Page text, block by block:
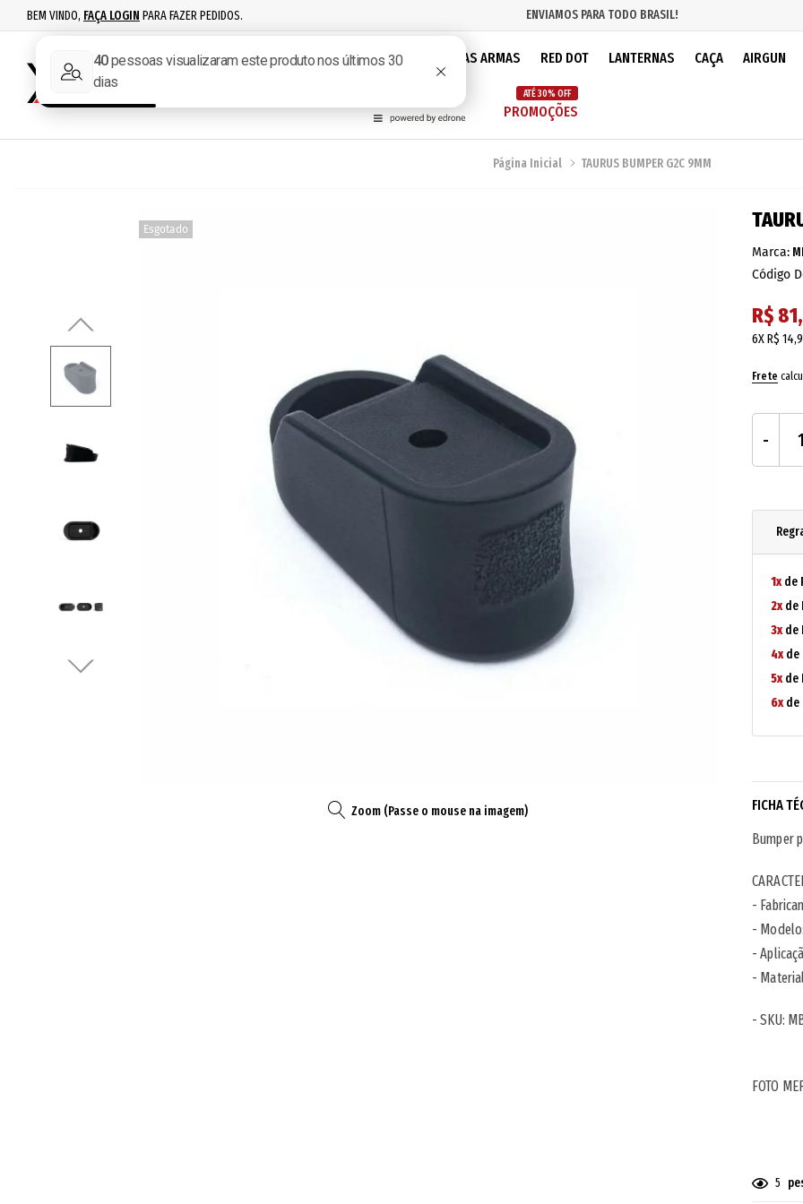
BEM VINDO, FAÇA LOGIN PARA FAZER PEDIDOS. ENVIAMOS PARA TODO BRASIL!
RECARGA IPSC ACESSÓRIOS PEÇAS ARMAS RED DOT LANTERNAS CAÇA AIRGUN
PROMOÇÕES
ATÉ 30% OFF
Página Inicial TAURUS BUMPER G2C 9MM
Esgotado
Zoom (Passe o mouse na imagem)
Marca:
Código
R$
6XR$
Frete
1xde
2xde
3xde
4xde
5xde
6xde
FICHA
Bumper
-
-
-
-
- SKU:
FOTO
5